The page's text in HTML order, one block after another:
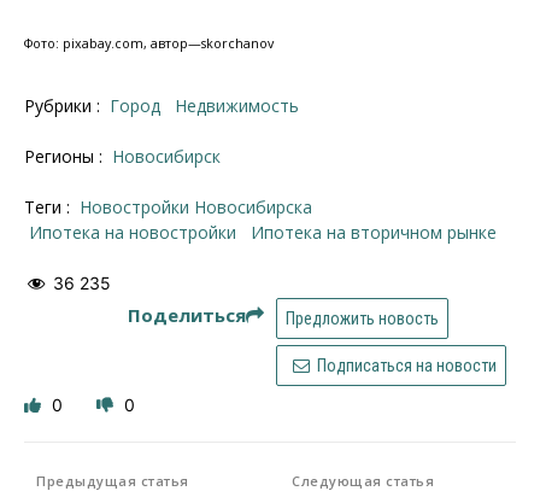
Фото: pixabay.com, автор—skorchanov
Рубрики : Город Недвижимость
Регионы : Новосибирск
Теги :
новостройки Новосибирска
ипотека на новостройки
ипотека на вторичном рынке
36 235
Поделиться Предложить новость
Подписаться на новости
0 0
Предыдущая статья Следующая статья